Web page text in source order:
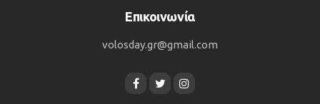
Επικοινωνία
volosday.gr@gmail.com